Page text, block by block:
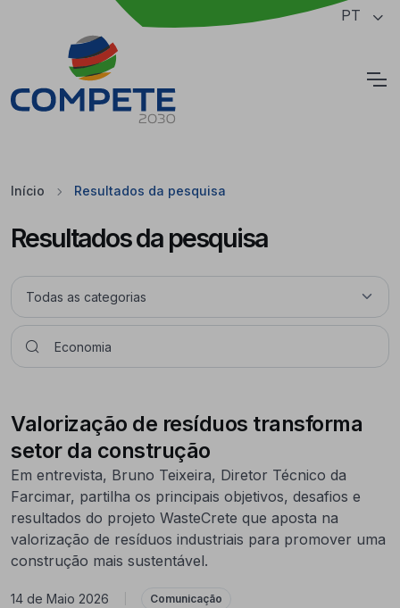
Saltar para o conteúdo principal da página PT
Início Resultados da pesquisa
Resultados da pesquisa
Valorização de resíduos transforma
setor da construção
Em entrevista, Bruno Teixeira, Diretor Técnico da
Farcimar, partilha os principais objetivos, desafios e
resultados do projeto WasteCrete que aposta na
valorização de resíduos industriais para promover uma
construção mais sustentável.
14 de Maio 2026 Comunicação